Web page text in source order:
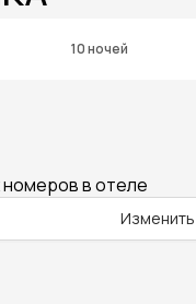
10 ночей
в отеле
Изменить